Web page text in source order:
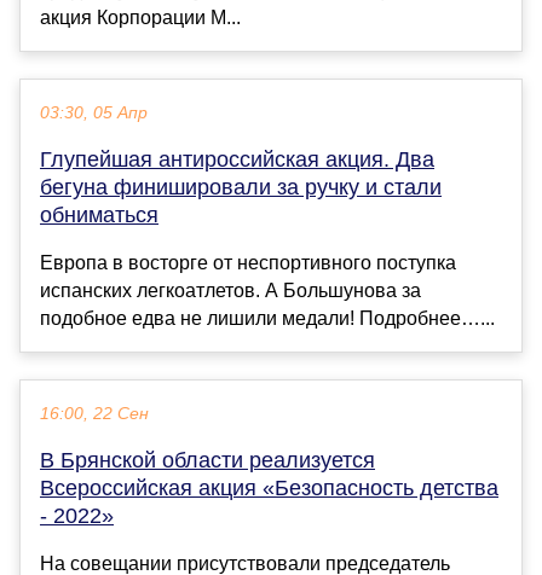
акция Корпорации М...
03:30, 05 Апр
Глупейшая антироссийская акция. Два
бегуна финишировали за ручку и стали
обниматься
Европа в восторге от неспортивного поступка
испанских легкоатлетов. А Большунова за
подобное едва не лишили медали! Подробнее…...
16:00, 22 Сен
В Брянской области реализуется
Всероссийская акция «Безопасность детства
- 2022»
На совещании присутствовали председатель